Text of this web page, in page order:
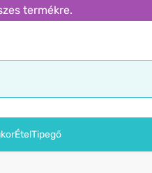
termékre.
ÉtelTipegő